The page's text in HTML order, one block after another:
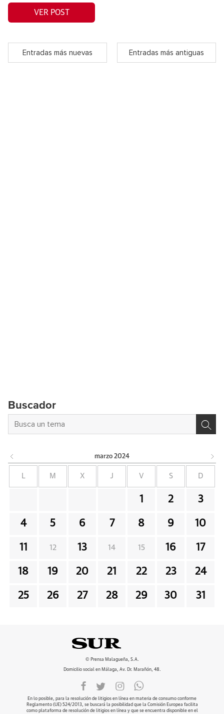
VER POST
Entradas más nuevas Entradas más antiguas
Buscador
marzo 2024
L M X J V S D
1 2 3
4 5 6 7 8 9 10
11 12 13 14 15 16 17
18 19 20 21 22 23 24
25 26 27 28 29 30 31
© Prensa Malagueña, S.A.
Domicilio social en Málaga, Av. Dr. Marañón, 48.
En lo posible, para la resolución de litigios en línea en materia de consumo conforme
Reglamento (UE) 524/2013, se buscará la posibilidad que la Comisión Europea facilita
como plataforma de resolución de litigios en línea y que se encuentra disponible en el